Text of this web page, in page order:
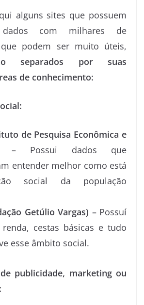
alguns sites que possuem
com milhares de
podem ser muito úteis,
separados por suas
de conhecimento:
de Pesquisa Econômica e
– Possui dados que
entender melhor como está
social da população
Getúlio Vargas) – Possuí
cestas básicas e tudo
esse âmbito social.
publicidade, marketing ou